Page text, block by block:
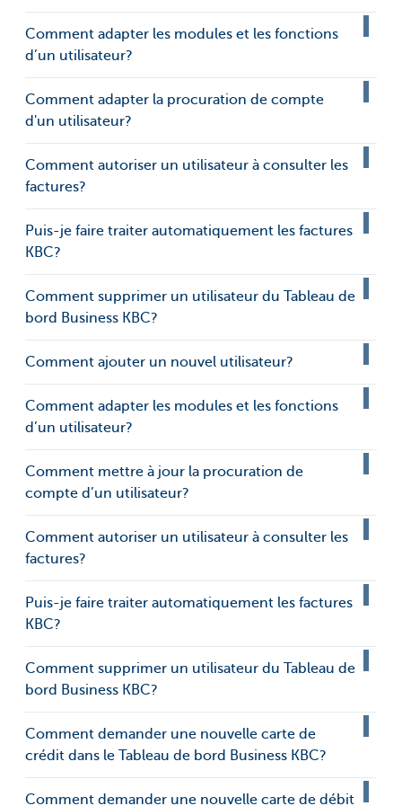
Comment adapter les modules et les fonctions
d’un utilisateur?
Comment adapter la procuration de compte
d'un utilisateur?
Comment autoriser un utilisateur à consulter les
factures?
Puis-je faire traiter automatiquement les factures
KBC?
Comment supprimer un utilisateur du Tableau de
bord Business KBC?
Comment ajouter un nouvel utilisateur?
Comment adapter les modules et les fonctions
d’un utilisateur?
Comment mettre à jour la procuration de
compte d’un utilisateur?
Comment autoriser un utilisateur à consulter les
factures?
Puis-je faire traiter automatiquement les factures
KBC?
Comment supprimer un utilisateur du Tableau de
bord Business KBC?
Comment demander une nouvelle carte de
crédit dans le Tableau de bord Business KBC?
Comment demander une nouvelle carte de débit